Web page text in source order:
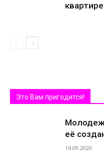
квартире
Это Вам пригодится!
её
14.09.2020